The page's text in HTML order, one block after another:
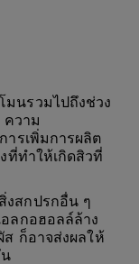
มนรวมไปถึงช่วง
ความ
ารเพิ่มการผลิต
ที่ทำให้เกิดสิวที่
งสกปรกอื่น ๆ
ลกอฮอลล์ล้าง
ก็อาจส่งผลให้